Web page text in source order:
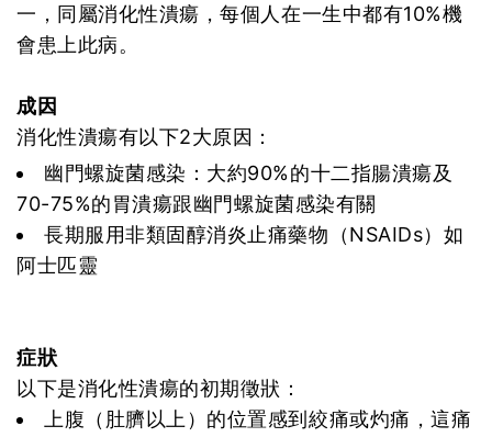
一，同屬消化性潰瘍，每個人在一生中都有10%機
會患上此病。
成因
消化性潰瘍有以下2大原因：
幽門螺旋菌感染：大約90%的十二指腸潰瘍及
70-75%的胃潰瘍跟幽門螺旋菌感染有關
長期服用非類固醇消炎止痛藥物（NSAIDs）如
阿士匹靈
症狀
以下是消化性潰瘍的初期徵狀：
上腹（肚臍以上）的位置感到絞痛或灼痛，這痛